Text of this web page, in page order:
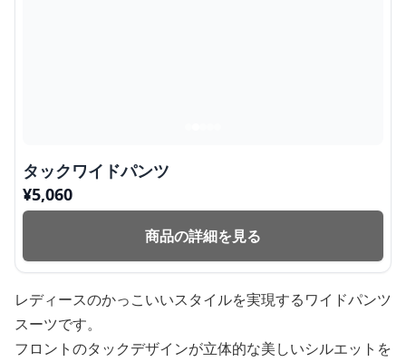
タックワイドパンツ
¥5,060
商品の詳細を見る
レディースのかっこいいスタイルを実現するワイドパンツ
スーツです。
フロントのタックデザインが立体的な美しいシルエットを